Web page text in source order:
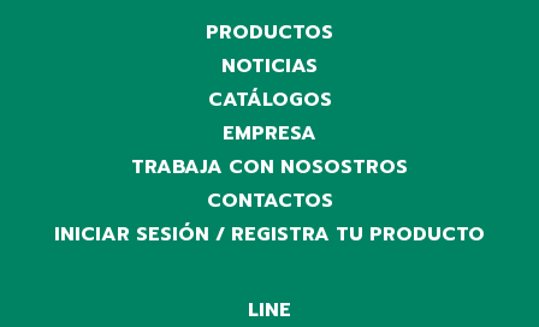
PRODUCTOS
NOTICIAS
CATÁLOGOS
EMPRESA
TRABAJA CON NOSOSTROS
CONTACTOS
INICIAR SESIÓN / REGISTRA TU PRODUCTO
LINE